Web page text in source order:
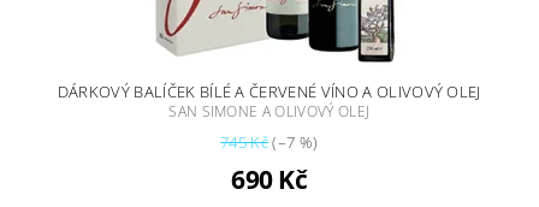
DÁRKOVÝ BALÍČEK BÍLÉ A ČERVENÉ VÍNO A OLIVOVÝ OLEJ
SAN SIMONE A OLIVOVÝ OLEJ
745 Kč(–7 %)
690 Kč